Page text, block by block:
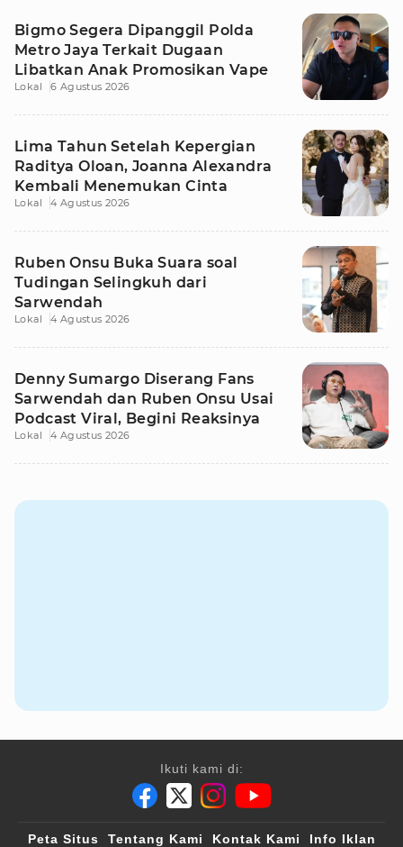
Bigmo Segera Dipanggil Polda
Metro Jaya Terkait Dugaan
Libatkan Anak Promosikan Vape
Lokal 6 Agustus 2026
Lima Tahun Setelah Kepergian
Raditya Oloan, Joanna Alexandra
Kembali Menemukan Cinta
Lokal 4 Agustus 2026
Ruben Onsu Buka Suara soal
Tudingan Selingkuh dari
Sarwendah
Lokal 4 Agustus 2026
Denny Sumargo Diserang Fans
Sarwendah dan Ruben Onsu Usai
Podcast Viral, Begini Reaksinya
Lokal 4 Agustus 2026
Ikuti kami di:
Peta Situs Tentang Kami Kontak Kami Info Iklan